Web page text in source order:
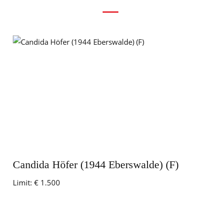
Candida Höfer (1944 Eberswalde) (F)
Limit: € 1.500